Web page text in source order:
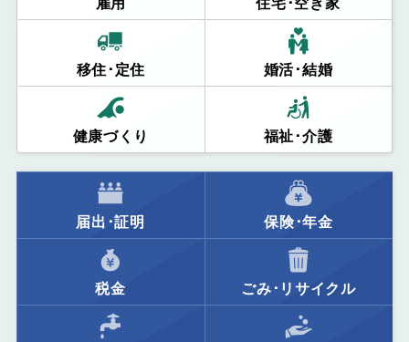
移住･定住 婚活･結婚
健康づくり 福祉･介護
届出･証明 保険･年金
税金 ごみ･リサイクル